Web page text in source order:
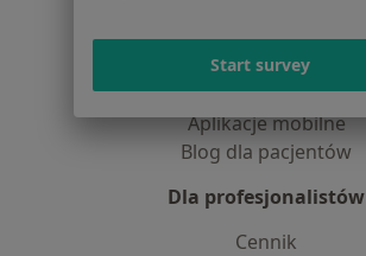
Usługi i zabiegi
Choroby
Pomoc
Aplikacje mobilne
Blog dla pacjentów
Dla profesjonalistów
Cennik
Start survey